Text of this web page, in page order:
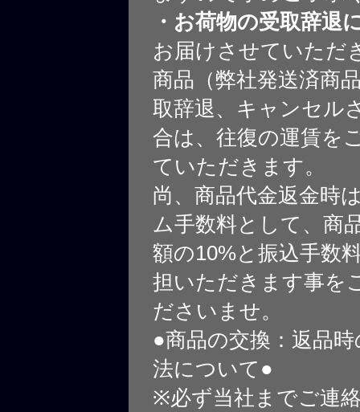
・お荷物の受取辞退
お届けさせていただ
商品（弊社発送済商
取辞退、キャンセル
合は、往復の運賃を
ていただきます。
尚、商品代金返金時
ム手数料として、商
額の10%と振込手数
担いただきます事を
ださいませ。
●商品の交換：返品
法について●
※必ず当社までご連